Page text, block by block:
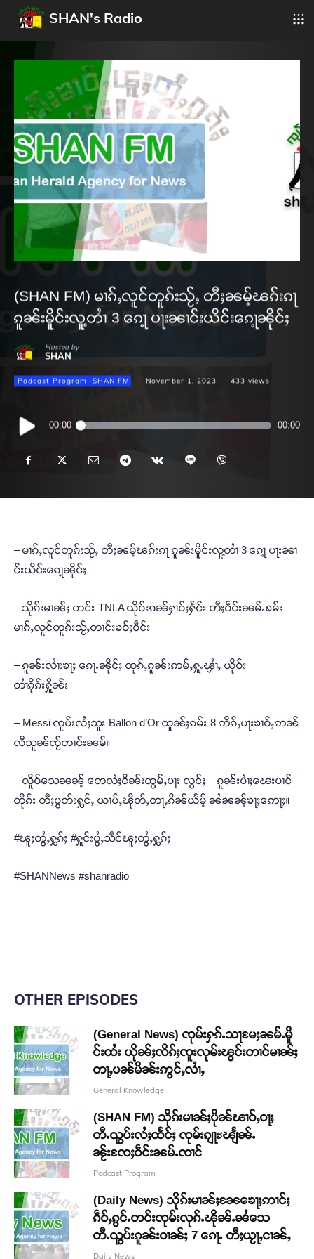
SHAN's Radio
(SHAN FM) မၢၵ်ႇလူင်တူၵ်းသႂ်ႇ တီႈၼမ့်ၽၵ်းၵႃ
ၵူၼ်းမိူင်းလူ့တၢႆ 3 ၵေႃ့ ပႃးၼၢင်းယိင်းၵေႃ့ၼိုင်ႈ
Hosted by
SHAN
Podcast Program SHAN FM November 1, 2023 433 views
Audio
Player
00:00 00:00
– မၢၵ်ႇလူင်တူၵ်းသႂ်ႇ တီႈၼမ့်ၽၵ်းၵႃ ၵူၼ်းမိူင်းလူ့တၢႆ 3 ၵေႃ့ ပႃးၼၢ
င်းယိင်းၵေႃ့ၼိုင်ႈ
– သိုၵ်းမၢၼ်ႈ တင်း TNLA ယိုဝ်းၵၼ်ႁၢဝ်ႈႁႅင်း တီႈဝဵင်းၼမ်ႉၶမ်း
မၢၵ်ႇလူင်တူၵ်းသႂ်ႇတၢင်းၶဝ်ႈဝဵင်း
– ၵူၼ်းလၢႆးၶႃႈ ၵေႃႉၼိုင်ႈ ထုၵ်ႇၵူၼ်းဢမ်ႇႁူႉၾၢႆႇ ယိုဝ်း
တၢႆၵိုၵ်းႁိူၼ်း
– Messi ၸူပ်းလႆႈသူး Ballon d’Or ထူၼ်ႈၵမ်း 8 ဢိၵ်ႇပႃးၶၢဝ်ႇဢၼ်
လီသူၼ်ၸႂ်တၢင်းၼမ်။
– လိူဝ်သေၼၼ့် တေလႆႈငိၼ်းထွမ်ႇပႃး လွင်ႈ – ၵူၼ်းပၢႆႈၽေးပၢင်
တိုၵ်း တီႈပွတ်းႁွင်ႇ ယၢပ်ႇၽိုတ်ႇတႃႇၵိၼ်ယႅမ့် ၼႆၼၼ့်ၶႃႈဢေႃႈ။
#ၽူႈတွႆႇႁွၵ်ႈ #ႁူင်းပွႆႇသဵင်ၽူႈတွႆႇႁွၵ်ႈ
#SHANNews #shanradio
OTHER EPISODES
(General News) ၸုမ်းႁၵ်ႉသႃမႄႈၼမ်ႉမိူ
င်းထႆး ယိုၼ်ႈလိၵ်ႈၸူးလုမ်းၽွင်းတၢင်မၢၼ်ႈ
တႃႇပၼ်မိၼ်းဢွင်ႇလၢႆႇ
General Knowledge
(SHAN FM) သိုၵ်းမၢၼ်ႈပိုၼ်ၽၢဝ်ႇဝႃႈ
တီႉၺွပ်းလႆႈထႅင်ႈ ၸုမ်းၵျႃႊၽျႅၼ်ႉ
ၼႂ်းၸႄႈဝဵင်းၼမ်ႉၸၢင်
Podcast Program
(Daily News) သိုၵ်းမၢၼ်ႈၼႄၶေႃႈဢၢင်ႈ
ၵဵဝ်ႇၵွင်ႉတင်းၸုမ်းလုၵ်ႉၽိုၼ်ႉၼႆသေ
တီႉၺွပ်းၵူၼ်းဝၢၼ်ႈ 7 ၵေႃႉ တီႈယႂႃႇငၢၼ်ႇ
Daily News